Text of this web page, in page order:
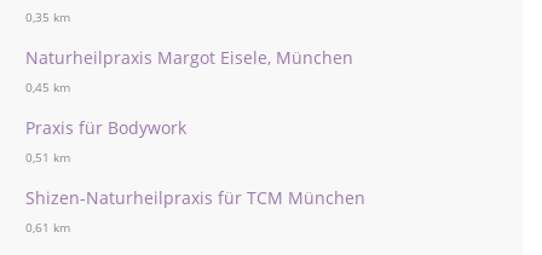
0,35 km
Naturheilpraxis Margot Eisele, München
0,45 km
Praxis für Bodywork
0,51 km
Shizen-Naturheilpraxis für TCM München
0,61 km